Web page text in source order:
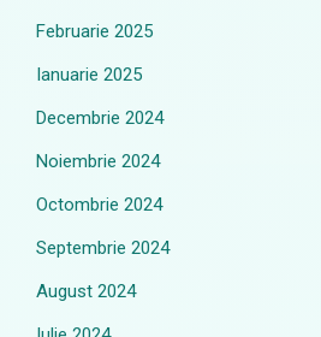
Februarie 2025
Ianuarie 2025
Decembrie 2024
Noiembrie 2024
Octombrie 2024
Septembrie 2024
August 2024